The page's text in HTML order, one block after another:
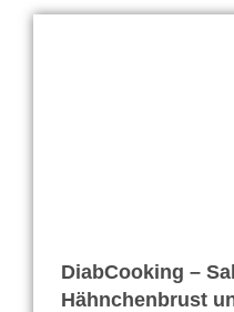
DiabCooking –
Hähnchenbrust